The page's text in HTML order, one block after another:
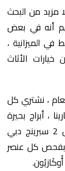
مزيد من البحث
أنه في بعض
الميزانية ،
الأثاث
، نشتري كل
، أبراج بحيرة
جميرا ، نخلة جميرا ، جميرا بيتش ريزيدنس 2 سبرينج دبي
بفحص كل عنصر